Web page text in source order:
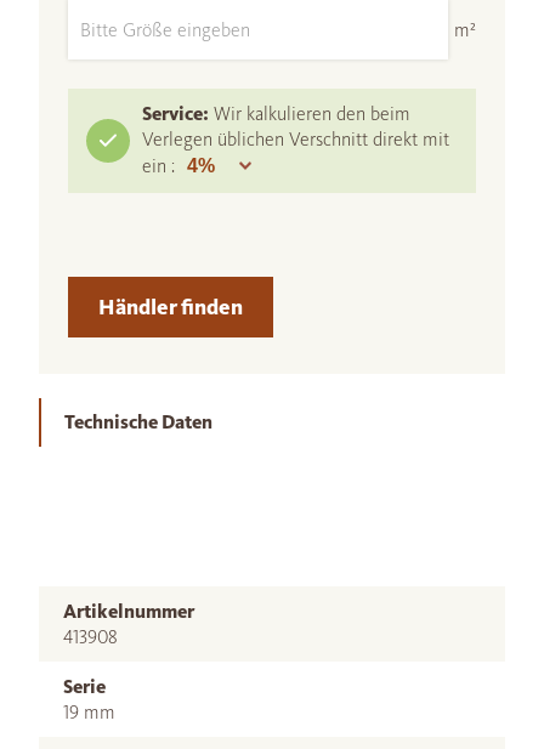
m²
Service: Wir kalkulieren den beim
Verlegen üblichen Verschnitt direkt mit
ein :
Händler finden
Technische Daten
Artikelnummer
413908
Serie
19 mm